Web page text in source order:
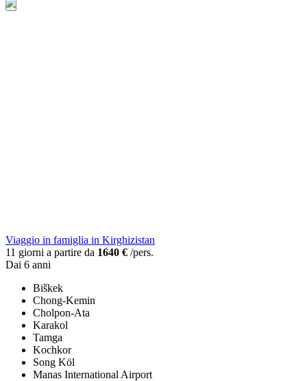
Viaggio in famiglia in Kirghizistan
11 giorni a partire da 1640 € /pers.
Dai 6 anni
Biškek
Chong-Kemin
Cholpon-Ata
Karakol
Tamga
Kochkor
Song Köl
Manas International Airport